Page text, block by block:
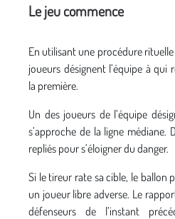
Le jeu commence
En utilisant une procédure
joueurs désignent l’équipe à qui
la première.
Un des joueurs de l’équipe
s’approche de la ligne médiane.
repliés pour s’éloigner du danger.
Si le tireur rate sa cible, le ballon
un joueur libre adverse. Le
défenseurs de l’instant